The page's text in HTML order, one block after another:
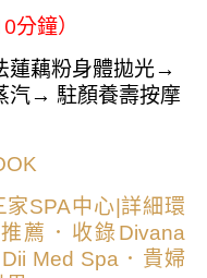
分鐘）
藕粉身體拋光→
汽→ 駐顏養壽按摩